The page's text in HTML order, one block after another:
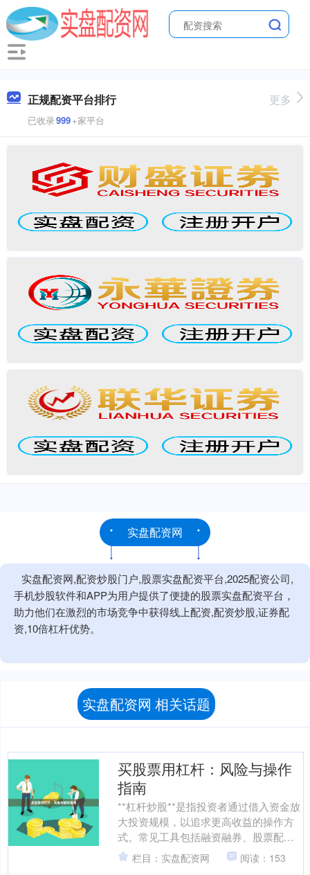
正规配资平台排行
已收录999+家平台
更多
实盘配资网
实盘配资网,配资炒股门户,股票实盘配资平台,2025配资公司,
手机炒股软件和APP为用户提供了便捷的股票实盘配资平台，
助力他们在激烈的市场竞争中获得线上配资,配资炒股,证券配
资,10倍杠杆优势。
实盘配资网 相关话题
买股票用杠杆：风险与操作
指南
**杠杆炒股**是指投资者通过借入资金放
大投资规模，以追求更高收益的操作方
式。常见工具包括融资融券、股票配资
等。杠杆能放大收益，同时也成倍放大
亏损，因此理解其机....
栏目：实盘配资网 阅读：153